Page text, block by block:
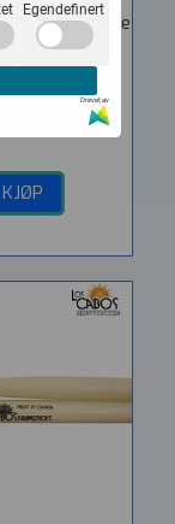
heads are
two 7-mil
and have
KJØP
Egendefinert
Drevet av